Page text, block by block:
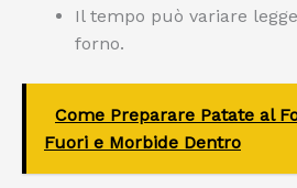
Il tempo può variare
forno.
Come Preparare Patate al
Fuori e Morbide Dentro